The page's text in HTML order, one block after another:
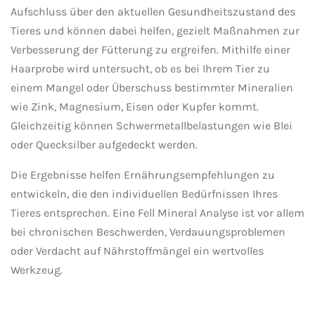
Aufschluss über den aktuellen Gesundheitszustand des
Tieres und können dabei helfen, gezielt Maßnahmen zur
Verbesserung der Fütterung zu ergreifen. Mithilfe einer
Haarprobe wird untersucht, ob es bei Ihrem Tier zu
einem Mangel oder Überschuss bestimmter Mineralien
wie Zink, Magnesium, Eisen oder Kupfer kommt.
Gleichzeitig können Schwermetallbelastungen wie Blei
oder Quecksilber aufgedeckt werden.
Die Ergebnisse helfen Ernährungsempfehlungen zu
entwickeln, die den individuellen Bedürfnissen Ihres
Tieres entsprechen. Eine Fell Mineral Analyse ist vor allem
bei chronischen Beschwerden, Verdauungsproblemen
oder Verdacht auf Nährstoffmängel ein wertvolles
Werkzeug.